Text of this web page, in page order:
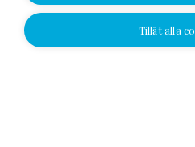
Jag vill bli
Tillåt alla